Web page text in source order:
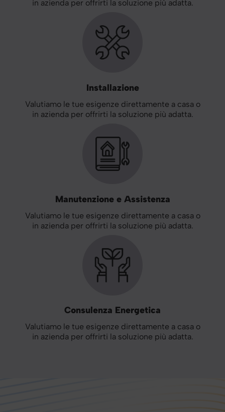
in azienda per offrirti la soluzione più adatta.
Installazione
Valutiamo le tue esigenze direttamente a casa o
in azienda per offrirti la soluzione più adatta.
Manutenzione e Assistenza
Valutiamo le tue esigenze direttamente a casa o
in azienda per offrirti la soluzione più adatta.
Consulenza Energetica
Valutiamo le tue esigenze direttamente a casa o
in azienda per offrirti la soluzione più adatta.